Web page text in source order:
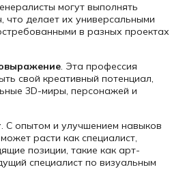
могут выполнять
что делает их универсальными
в разных проектах
. Эта профессия
свой креативный потенциал,
3D-миры, персонажей и
. С опытом и улучшением навыков
расти как специалист,
позиции, такие как арт-
специалист по визуальным